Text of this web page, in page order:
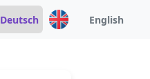
Deutsch English